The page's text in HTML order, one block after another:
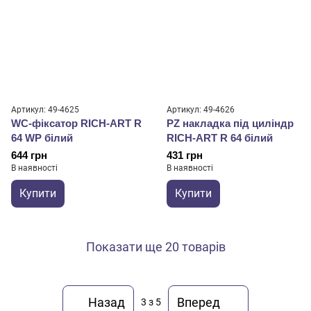
Артикул: 49-4625
WC-фіксатор RICH-ART R
64 WP білий
644 грн
В наявності
Купити
Артикул: 49-4626
PZ накладка під циліндр
RICH-ART R 64 білий
431 грн
В наявності
Купити
Показати ще 20 товарів
Назад 3 з 5 Вперед